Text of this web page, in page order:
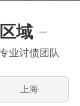
域
业讨债团队
上海